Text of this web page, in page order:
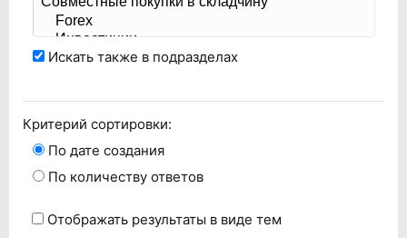
Искать также в подразделах
Критерий сортировки:
По дате создания
По количеству ответов
Отображать результаты в виде тем